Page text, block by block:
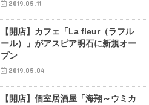
2019.05.11
【開店】カフェ「La fleur（ラフル
ール）」がアスピア明石に新規オー
プン
2019.05.04
【開店】個室居酒屋「海翔～ウミカ